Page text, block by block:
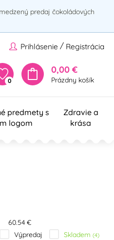
predaj čokoládových
Prihlásenie / Registrácia
0
0,00 €
Prázdny košík
predmety s
logom
Zdravie a
krása
60.54 €
Výpredaj Skladem (4)